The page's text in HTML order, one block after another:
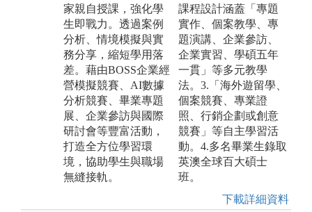
家親自授課，強化學
生即戰力。透過案例
分析、情境模擬與實
務分享，縮短學用落
差。藉由BOSS企業經
營模擬競賽、AI數據
分析競賽、畢業專題
展、企業參訪與國際
研討會等豐富活動，
打造全方位學習環
境，協助學生與職場
無縫接軌。
課程設計涵蓋「專題
實作、個案教學、專
題演講、企業參訪、
企業實習、學碩五年
一貫」等多元教學
法。3.「海外遊留學、
個案競賽、專業證
照、行銷企劃或創意
競賽」等自主學習活
動。4.多名畢業生錄取
英澳全球百大碩士
班。
下載詳細資料